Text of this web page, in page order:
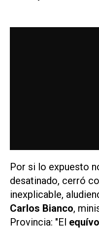
Por si lo expuesto
desatinado, cerró
inexplicable,
Carlos Bianco,
Provincia: "El